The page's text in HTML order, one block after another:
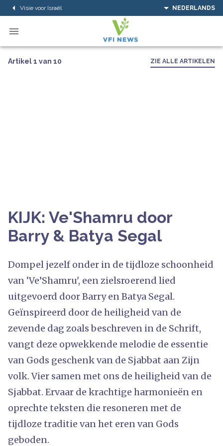
Visie voor Israël NEDERLANDS
Artikel 1 van 10 ZIE ALLE ARTIKELEN
KIJK: Ve'Shamru door
Barry & Batya Segal
Dompel jezelf onder in de tijdloze schoonheid
van ‘Ve’Shamru', een zielsroerend lied
uitgevoerd door Barry en Batya Segal.
Geïnspireerd door de heiligheid van de
zevende dag zoals beschreven in de Schrift,
vangt deze opwekkende melodie de essentie
van Gods geschenk van de Sjabbat aan Zijn
volk. Vier samen met ons de heiligheid van de
Sjabbat. Ervaar de krachtige harmonieën en
oprechte teksten die resoneren met de
tijdloze traditie van het eren van Gods
geboden.